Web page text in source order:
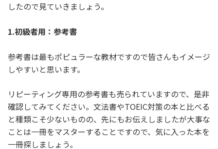
したので見ていきましょう。
1.初級者用：参考書
参考書は最もポピュラーな教材ですので皆さんもイメージ
しやすいと思います。
リピーティング専用の参考書も売られていますので、是非
確認してみてください。文法書やTOEIC対策の本と比べる
と種類こそ少ないものの、先にもお伝えしましたが大事な
ことは一冊をマスターすることですので、気に入った本を
一冊探しましょう。